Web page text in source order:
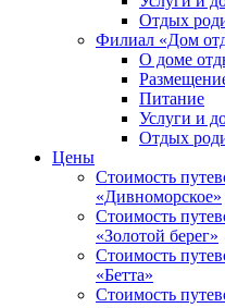
Отдых
Филиал «Дом
О доме
Питание
Услуги и
Отдых
Цены
Стоимость
«Дивноморское»
Стоимость
«Золотой берег»
Стоимость
«Бетта»
Стоимость